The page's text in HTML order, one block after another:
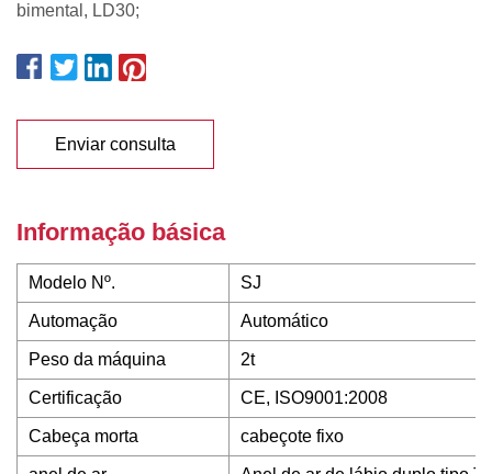
bimental, LD30;
Enviar consulta
Informação básica
Modelo Nº. SJ
Automação Automático
Peso da máquina 2t
Certificação CE, ISO9001:2008
Cabeça morta cabeçote fixo